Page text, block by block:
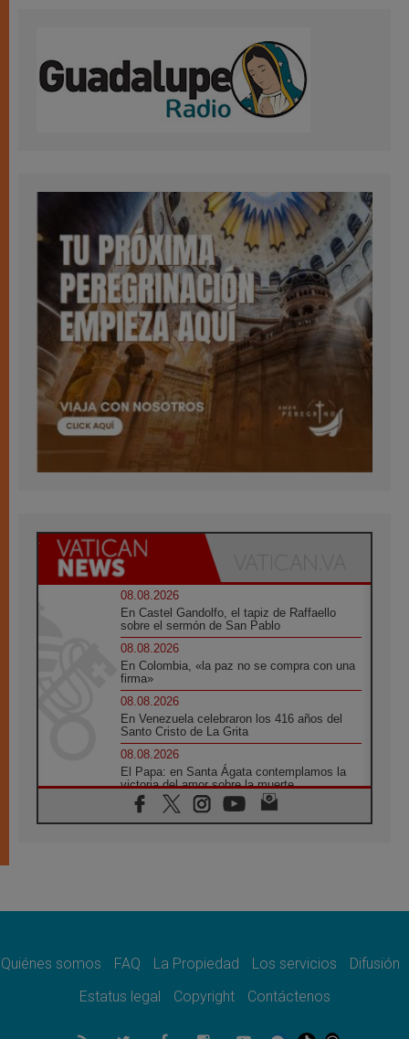
08.08.2026
En Castel Gandolfo, el tapiz de Raffaello
sobre el sermón de San Pablo
08.08.2026
En Colombia, «la paz no se compra con una
firma»
08.08.2026
En Venezuela celebraron los 416 años del
Santo Cristo de La Grita
08.08.2026
El Papa: en Santa Ágata contemplamos la
victoria del amor sobre la muerte
08.08.2026
León XIV visitará el Santuario de la Madre
07.08.2026
07.08.2026
el compromiso del cristiano"
Quiénes somos FAQ La Propiedad Los servicios
Difusión
Estatus legal
Copyright Contáctenos